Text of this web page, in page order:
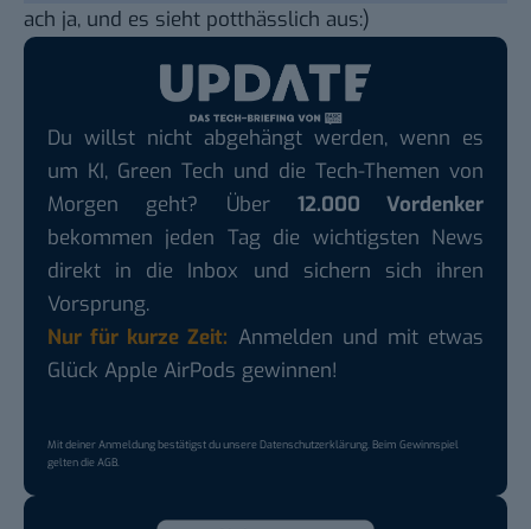
ach ja, und es sieht potthässlich aus:)
Du willst nicht abgehängt werden, wenn es
um KI, Green Tech und die Tech-Themen von
Morgen geht? Über 12.000 Vordenker
bekommen jeden Tag die wichtigsten News
direkt in die Inbox und sichern sich ihren
Vorsprung.
Nur für kurze Zeit: Anmelden und mit etwas
Glück Apple AirPods gewinnen!
Mit deiner Anmeldung bestätigst du unsereDatenschutzerklärung. Beim Gewinnspiel
gelten dieAGB.